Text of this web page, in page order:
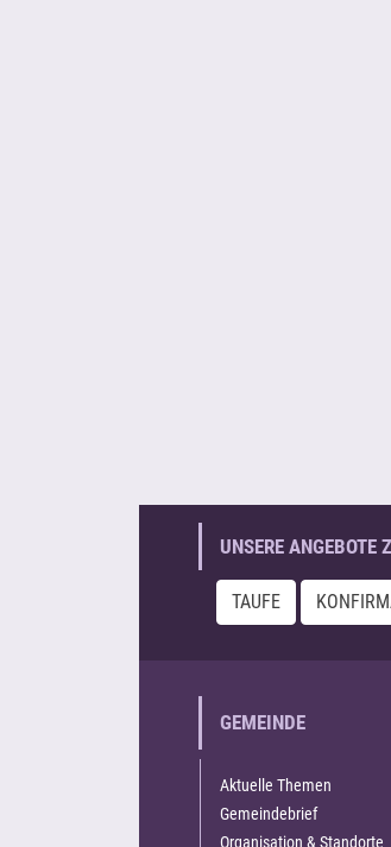
UNSERE ANGEBOTE
TAUFE
GEMEINDE
Aktuelle Themen
Gemeindebrief
Organisation & Standorte